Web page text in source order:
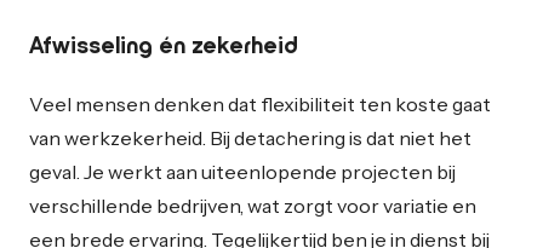
Afwisseling én zekerheid
Veel mensen denken dat flexibiliteit ten koste gaat
van werkzekerheid. Bij detachering is dat niet het
geval. Je werkt aan uiteenlopende projecten bij
verschillende bedrijven, wat zorgt voor variatie en
een brede ervaring. Tegelijkertijd ben je in dienst bij